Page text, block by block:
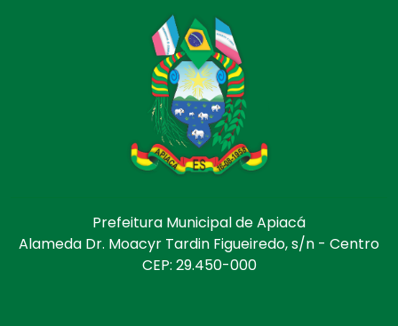
Prefeitura Municipal de Apiacá
Alameda Dr. Moacyr Tardin Figueiredo, s/n - Centro
CEP: 29.450-000